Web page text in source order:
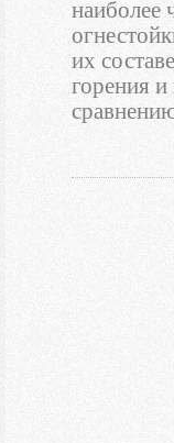
наиболее
их
горения